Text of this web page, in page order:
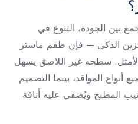
بين الجودة، التنوع في
الذكي — فإن طقم ماستر
الخيار الأمثل. سطحه غير اللاصق يسهل
المواقد، بينما التصميم
المطبح ويُضفي عليه أناقة